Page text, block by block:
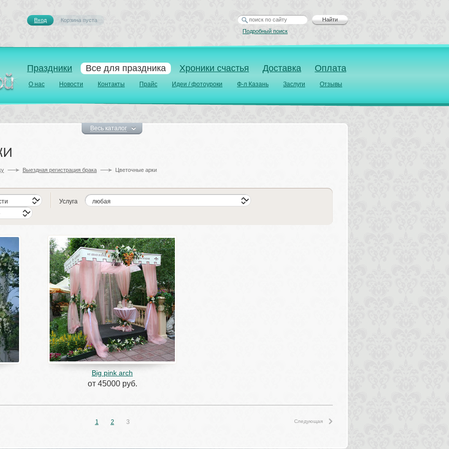
Праздники Все для праздника Хроники счастья Доставка Оплата
О нас Новости Контакты Прайс Идеи / фотоуроки Ф-л Казань Заслуги Отзывы
Вход Корзина пуста
Найти
Подробный поиск
Весь каталог
Выездная регистрация брака Цветочные арки
Услуга
Big pink arch
от 45000 руб.
1 2 3 Следующая